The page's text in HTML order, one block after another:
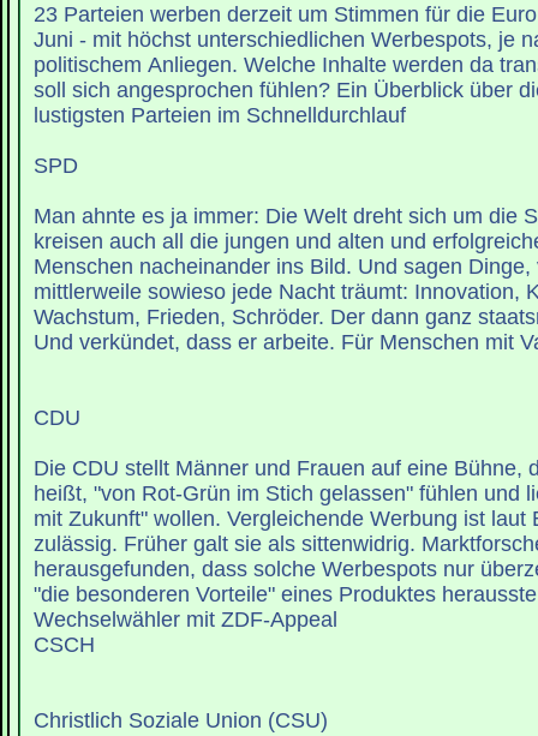
23 Parteien werben derzeit um Stimmen für die
Juni - mit höchst unterschiedlichen Werbespots, je
politischem Anliegen. Welche Inhalte werden da
soll sich angesprochen fühlen? Ein Überblick über
lustigsten Parteien im Schnelldurchlauf
SPD
Man ahnte es ja immer: Die Welt dreht sich um die
kreisen auch all die jungen und alten und
Menschen nacheinander ins Bild. Und sagen
mittlerweile sowieso jede Nacht träumt: Innovation,
Wachstum, Frieden, Schröder. Der dann ganz
Und verkündet, dass er arbeite. Für Menschen mit
CDU
Die CDU stellt Männer und Frauen auf eine Bühne,
heißt, "von Rot-Grün im Stich gelassen" fühlen und
mit Zukunft" wollen. Vergleichende Werbung ist laut
zulässig. Früher galt sie als sittenwidrig.
herausgefunden, dass solche Werbespots nur
"die besonderen Vorteile" eines Produktes
Wechselwähler mit ZDF-Appeal
CSCH
Christlich Soziale Union (CSU)